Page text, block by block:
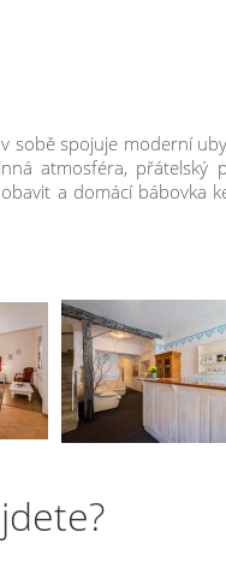
sobě spojuje moderní
atmosféra, přátelský
a domácí bábovka